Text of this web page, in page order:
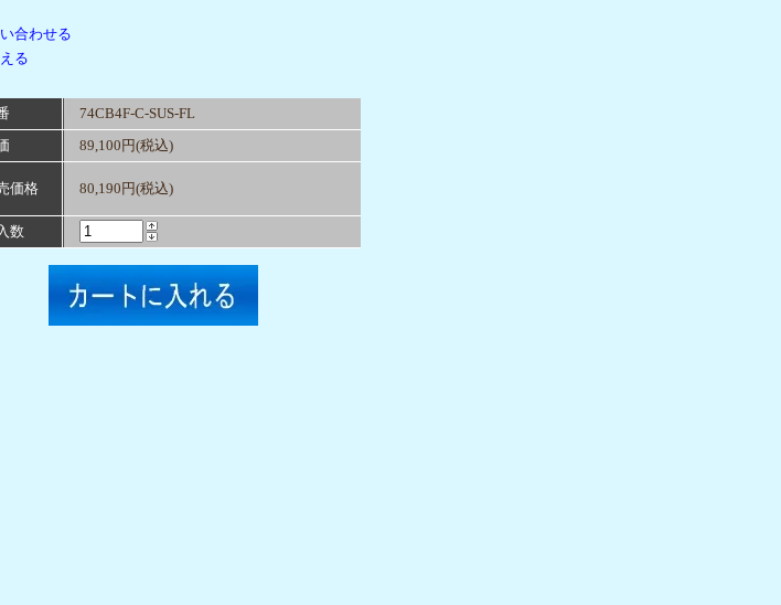
合わせる
る
74CB4F-C-SUS-FL
89,100円(税込)
価格 80,190円(税込)
数